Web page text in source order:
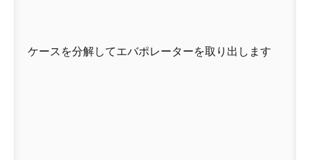
ケースを分解してエバポレーターを取り出します